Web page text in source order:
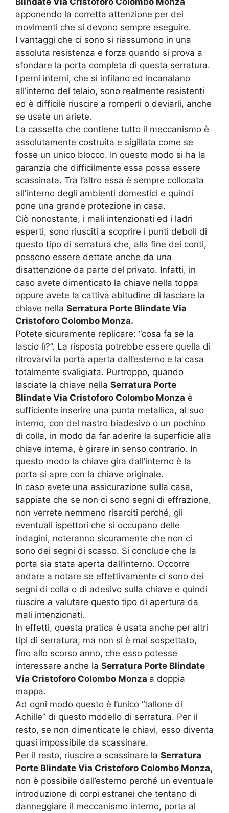
apponendo la corretta attenzione per dei
movimenti che si devono sempre eseguire.
I vantaggi che ci sono si riassumono in una
assoluta resistenza e forza quando si prova a
sfondare la porta completa di questa serratura.
I perni interni, che si infilano ed incanalano
all’interno del telaio, sono realmente resistenti
ed è difficile riuscire a romperli o deviarli, anche
se usate un ariete.
La cassetta che contiene tutto il meccanismo è
assolutamente costruita e sigillata come se
fosse un unico blocco. In questo modo si ha la
garanzia che difficilmente essa possa essere
scassinata. Tra l’altro essa è sempre collocata
all’interno degli ambienti domestici e quindi
pone una grande protezione in casa.
Ciò nonostante, i mali intenzionati ed i ladri
esperti, sono riusciti a scoprire i punti deboli di
questo tipo di serratura che, alla fine dei conti,
possono essere dettate anche da una
disattenzione da parte del privato. Infatti, in
caso avete dimenticato la chiave nella toppa
oppure avete la cattiva abitudine di lasciare la
chiave nella Serratura Porte Blindate Via
Cristoforo Colombo Monza.
Potete sicuramente replicare: “cosa fa se la
lascio lì?”. La risposta potrebbe essere quella di
ritrovarvi la porta aperta dall’esterno e la casa
totalmente svaligiata. Purtroppo, quando
lasciate la chiave nella Serratura Porte
Blindate Via Cristoforo Colombo Monza è
sufficiente inserire una punta metallica, al suo
interno, con del nastro biadesivo o un pochino
di colla, in modo da far aderire la superficie alla
chiave interna, è girare in senso contrario. In
questo modo la chiave gira dall’interno è la
porta si apre con la chiave originale.
In caso avete una assicurazione sulla casa,
sappiate che se non ci sono segni di effrazione,
non verrete nemmeno risarciti perché, gli
eventuali ispettori che si occupano delle
indagini, noteranno sicuramente che non ci
sono dei segni di scasso. Si conclude che la
porta sia stata aperta dall’interno. Occorre
andare a notare se effettivamente ci sono dei
segni di colla o di adesivo sulla chiave e quindi
riuscire a valutare questo tipo di apertura da
mali intenzionati.
In effetti, questa pratica è usata anche per altri
tipi di serratura, ma non si è mai sospettato,
fino allo scorso anno, che esso potesse
interessare anche la Serratura Porte Blindate
Via Cristoforo Colombo Monza a doppia
mappa.
Ad ogni modo questo è l’unico “tallone di
Achille” di questo modello di serratura. Per il
resto, se non dimenticate le chiavi, esso diventa
quasi impossibile da scassinare.
Per il resto, riuscire a scassinare la Serratura
Porte Blindate Via Cristoforo Colombo Monza,
non è possibile dall’esterno perché un eventuale
introduzione di corpi estranei che tentano di
danneggiare il meccanismo interno, porta al